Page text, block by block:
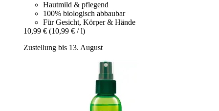
Hautmild & pflegend
100% biologisch abbaubar
Für Gesicht, Körper & Hände
10,99 € (10,99 € / l)
Zustellung bis 13. August